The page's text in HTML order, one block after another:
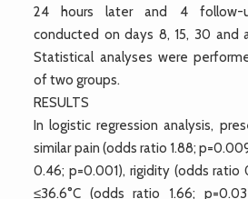
24 hours later and 4 follow-
conducted on days 8, 15, 30 and
Statistical analyses were
of two groups.
RESULTS
In logistic regression analysis,
similar pain (odds ratio 1.88;
0.46; p=0.001), rigidity (odds ratio
≤36.6°C (odds ratio 1.66;